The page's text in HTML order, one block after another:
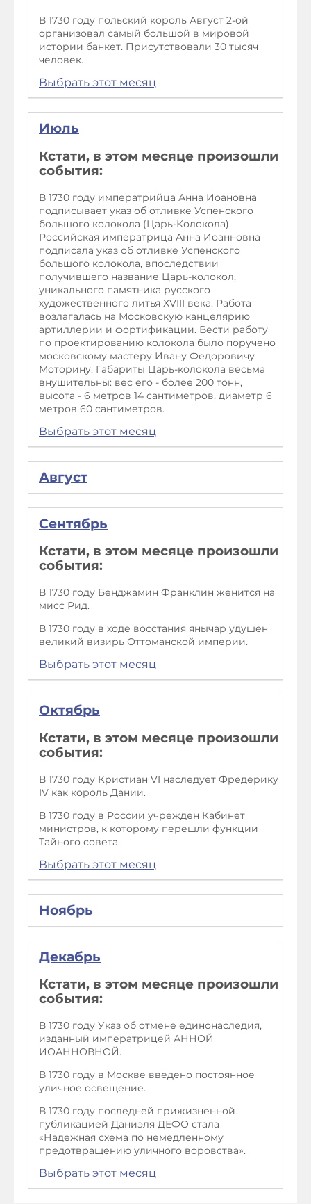
В 1730 году польский король Август 2-ой
организовал самый большой в мировой
истории банкет. Присутствовали 30 тысяч
человек.
Выбрать этот месяц
Июль
Кстати, в этом месяце произошли
события:
В 1730 году императрийца Анна Иоановна
подписывает указ об отливке Успенского
большого колокола (Царь-Колокола).
Российская императрица Анна Иоанновна
подписала указ об отливке Успенского
большого колокола, впоследствии
получившего название Царь-колокол,
уникального памятника русского
художественного литья XVIII века. Работа
возлагалась на Московскую канцелярию
артиллерии и фортификации. Вести работу
по проектированию колокола было поручено
московскому мастеру Ивану Федоровичу
Моторину. Габариты Царь-колокола весьма
внушительны: вес его - более 200 тонн,
высота - 6 метров 14 сантиметров, диаметр 6
метров 60 сантиметров.
Выбрать этот месяц
Август
Сентябрь
Кстати, в этом месяце произошли
события:
В 1730 году Бенджамин Франклин женится на
мисс Рид.
В 1730 году в ходе восстания янычар удушен
великий визирь Оттоманской империи.
Выбрать этот месяц
Октябрь
Кстати, в этом месяце произошли
события:
В 1730 году Кристиан VI наследует Фредерику
IV как король Дании.
В 1730 году в России учрежден Кабинет
министров, к которому перешли функции
Тайного совета
Выбрать этот месяц
Ноябрь
Декабрь
Кстати, в этом месяце произошли
события:
В 1730 году Указ об отмене единонаследия,
изданный императрицей АННОЙ
ИОАННОВНОЙ.
В 1730 году в Москве введено постоянное
уличное освещение.
В 1730 году последней прижизненной
публикацией Даниэля ДЕФО стала
«Надежная схема по немедленному
предотвращению уличного воровства».
Выбрать этот месяц